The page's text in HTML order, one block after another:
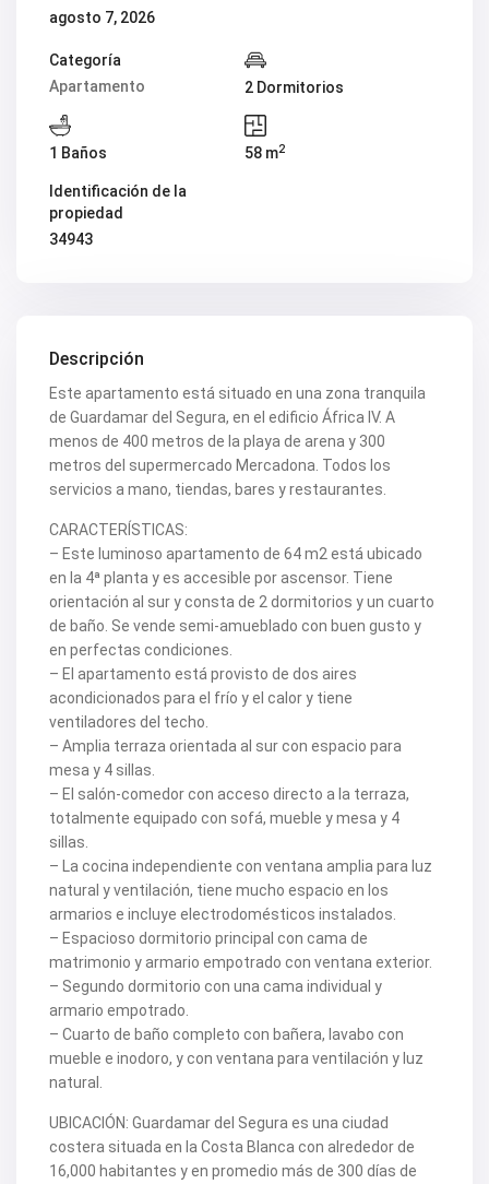
V2347
V2350
V2352
V2354
V2355
V2360
V2363
V2364
V2369
V2371
V2388
V2392
V2393
V2397
V2404
V2407
V2412
V2414
V2420
V2421
V2422
V2424
V2426
V2428
V2429
V2431
V2432
V2434
V2435
V2436
V2438
V2440
V2441
V2443
V2446
V2448
V2454
V2456
V2458
V2462
V2463
V2464
V2465
V2467
V2471
V2477
V2479
V2482
agosto 7, 2026
Categoría
Apartamento
2 Dormitorios
1 Baños 58 m2
Identificación de la
propiedad
34943
Descripción
Este apartamento está situado en una zona tranquila
de Guardamar del Segura, en el edificio África IV. A
menos de 400 metros de la playa de arena y 300
metros del supermercado Mercadona. Todos los
servicios a mano, tiendas, bares y restaurantes.
CARACTERÍSTICAS:
– Este luminoso apartamento de 64 m2 está ubicado
en la 4ª planta y es accesible por ascensor. Tiene
orientación al sur y consta de 2 dormitorios y un cuarto
de baño. Se vende semi-amueblado con buen gusto y
en perfectas condiciones.
– El apartamento está provisto de dos aires
acondicionados para el frío y el calor y tiene
ventiladores del techo.
– Amplia terraza orientada al sur con espacio para
mesa y 4 sillas.
– El salón-comedor con acceso directo a la terraza,
totalmente equipado con sofá, mueble y mesa y 4
sillas.
– La cocina independiente con ventana amplia para luz
natural y ventilación, tiene mucho espacio en los
armarios e incluye electrodomésticos instalados.
– Espacioso dormitorio principal con cama de
matrimonio y armario empotrado con ventana exterior.
– Segundo dormitorio con una cama individual y
armario empotrado.
– Cuarto de baño completo con bañera, lavabo con
mueble e inodoro, y con ventana para ventilación y luz
natural.
UBICACIÓN: Guardamar del Segura es una ciudad
costera situada en la Costa Blanca con alrededor de
16,000 habitantes y en promedio más de 300 días de